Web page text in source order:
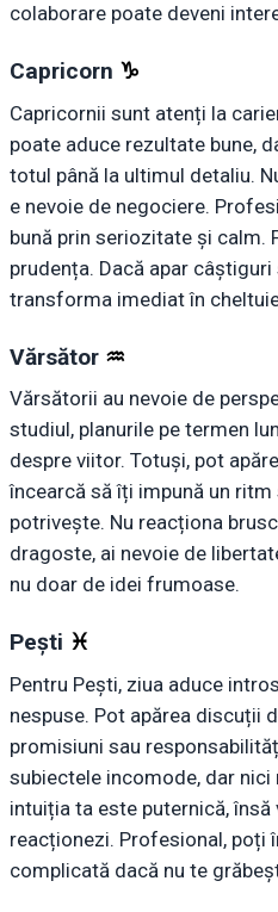
colaborare poate deveni
Capricorn ♑︎
Capricornii sunt atenți la
poate aduce rezultate bune,
totul până la ultimul detaliu.
e nevoie de negociere.
bună prin seriozitate și calm.
prudența. Dacă apar
transforma imediat în
Vărsător ♒︎
Vărsătorii au nevoie de
studiul, planurile pe termen
despre viitor. Totuși, pot
încearcă să îți impună un
potrivește. Nu reacționa
dragoste, ai nevoie de
nu doar de idei frumoase.
Pești ♓︎
Pentru Pești, ziua aduce
nespuse. Pot apărea discuții
promisiuni sau
subiectele incomode, dar nici
intuiția ta este puternică,
reacționezi. Profesional, poți
complicată dacă nu te